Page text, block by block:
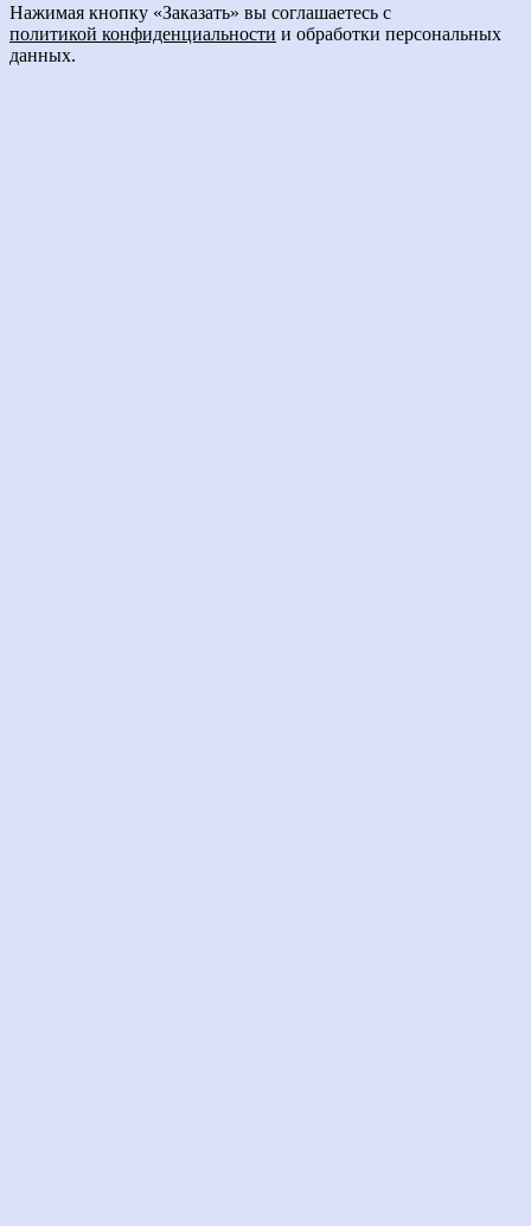
Нажимая кнопку «Заказать» вы соглашаетесь с
политикой конфиденциальности и обработки персональных
данных.